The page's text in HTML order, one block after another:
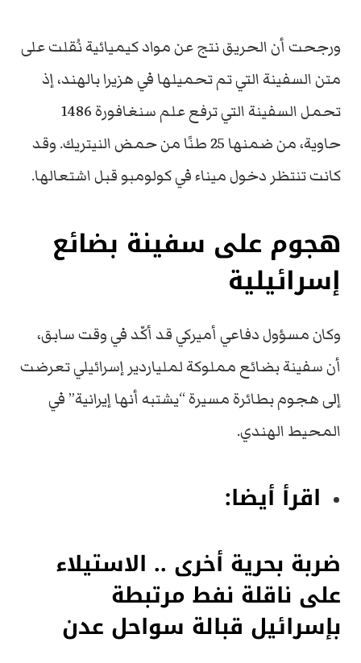
ورجحت أن الحريق نتج عن مواد كيميائية نُقلت على
متن السفينة التي تم تحميلها في هزيرا بالهند، إذ
تحمل السفينة التي ترفع علم سنغافورة 1486
حاوية، من ضمنها 25 طنًا من حمض النيتريك. وقد
كانت تنتظر دخول ميناء في كولومبو قبل اشتعالها.
هجوم على سفينة بضائع
إسرائيلية
وكان مسؤول دفاعي أميركي قد أكّد في وقت سابق،
أن سفينة بضائع مملوكة لملياردير إسرائيلي تعرضت
إلى هجوم بطائرة مسيرة “يشتبه أنها إيرانية” في
المحيط الهندي.
اقرأ أيضا:
ضربة بحرية أخرى .. الاستيلاء
على ناقلة نفط مرتبطة
بإسرائيل قبالة سواحل عدن